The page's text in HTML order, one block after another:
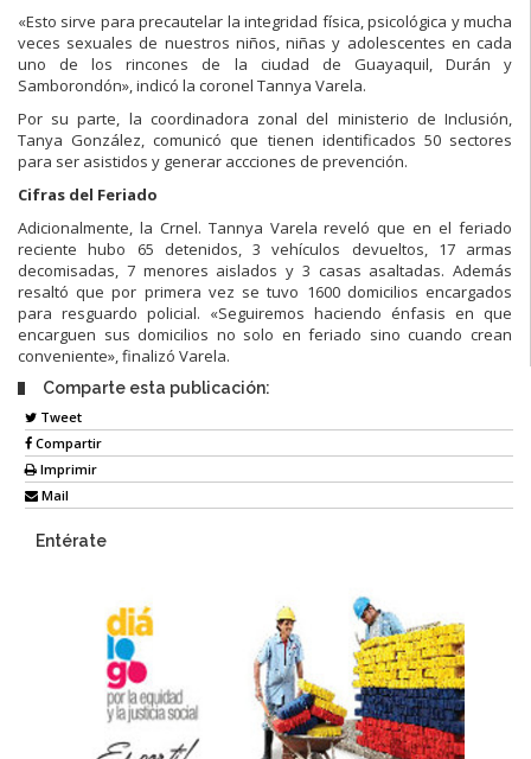
«Esto sirve para precautelar la integridad física, psicológica y mucha
veces sexuales de nuestros niños, niñas y adolescentes en cada
uno de los rincones de la ciudad de Guayaquil, Durán y
Samborondón», indicó la coronel Tannya Varela.
Por su parte, la coordinadora zonal del ministerio de Inclusión,
Tanya González, comunicó que tienen identificados 50 sectores
para ser asistidos y generar accciones de prevención.
Cifras del Feriado
Adicionalmente, la Crnel. Tannya Varela reveló que en el feriado
reciente hubo 65 detenidos, 3 vehículos devueltos, 17 armas
decomisadas, 7 menores aislados y 3 casas asaltadas. Además
resaltó que por primera vez se tuvo 1600 domicilios encargados
para resguardo policial. «Seguiremos haciendo énfasis en que
encarguen sus domicilios no solo en feriado sino cuando crean
conveniente», finalizó Varela.
Comparte esta publicación:
Tweet
Compartir
Imprimir
Mail
Entérate